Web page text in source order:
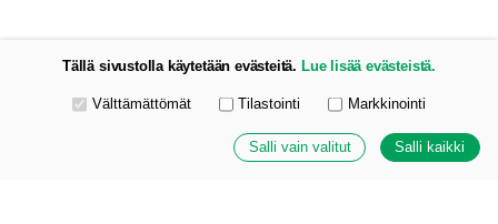
Tällä sivustolla käytetään evästeitä. Lue lisää evästeistä.
Valitse käytettävät evästeet
Välttämättömät Tilastointi Markkinointi
Salli vain valitut Salli kaikki